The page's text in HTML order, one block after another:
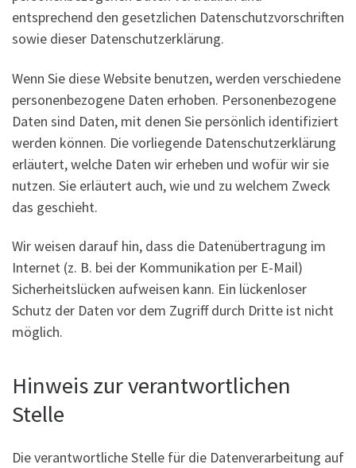
entsprechend den gesetzlichen Datenschutzvorschriften
sowie dieser Datenschutzerklärung.
Wenn Sie diese Website benutzen, werden verschiedene
personenbezogene Daten erhoben. Personenbezogene
Daten sind Daten, mit denen Sie persönlich identifiziert
werden können. Die vorliegende Datenschutzerklärung
erläutert, welche Daten wir erheben und wofür wir sie
nutzen. Sie erläutert auch, wie und zu welchem Zweck
das geschieht.
Wir weisen darauf hin, dass die Datenübertragung im
Internet (z. B. bei der Kommunikation per E-Mail)
Sicherheitslücken aufweisen kann. Ein lückenloser
Schutz der Daten vor dem Zugriff durch Dritte ist nicht
möglich.
Hinweis zur verantwortlichen
Stelle
Die verantwortliche Stelle für die Datenverarbeitung auf